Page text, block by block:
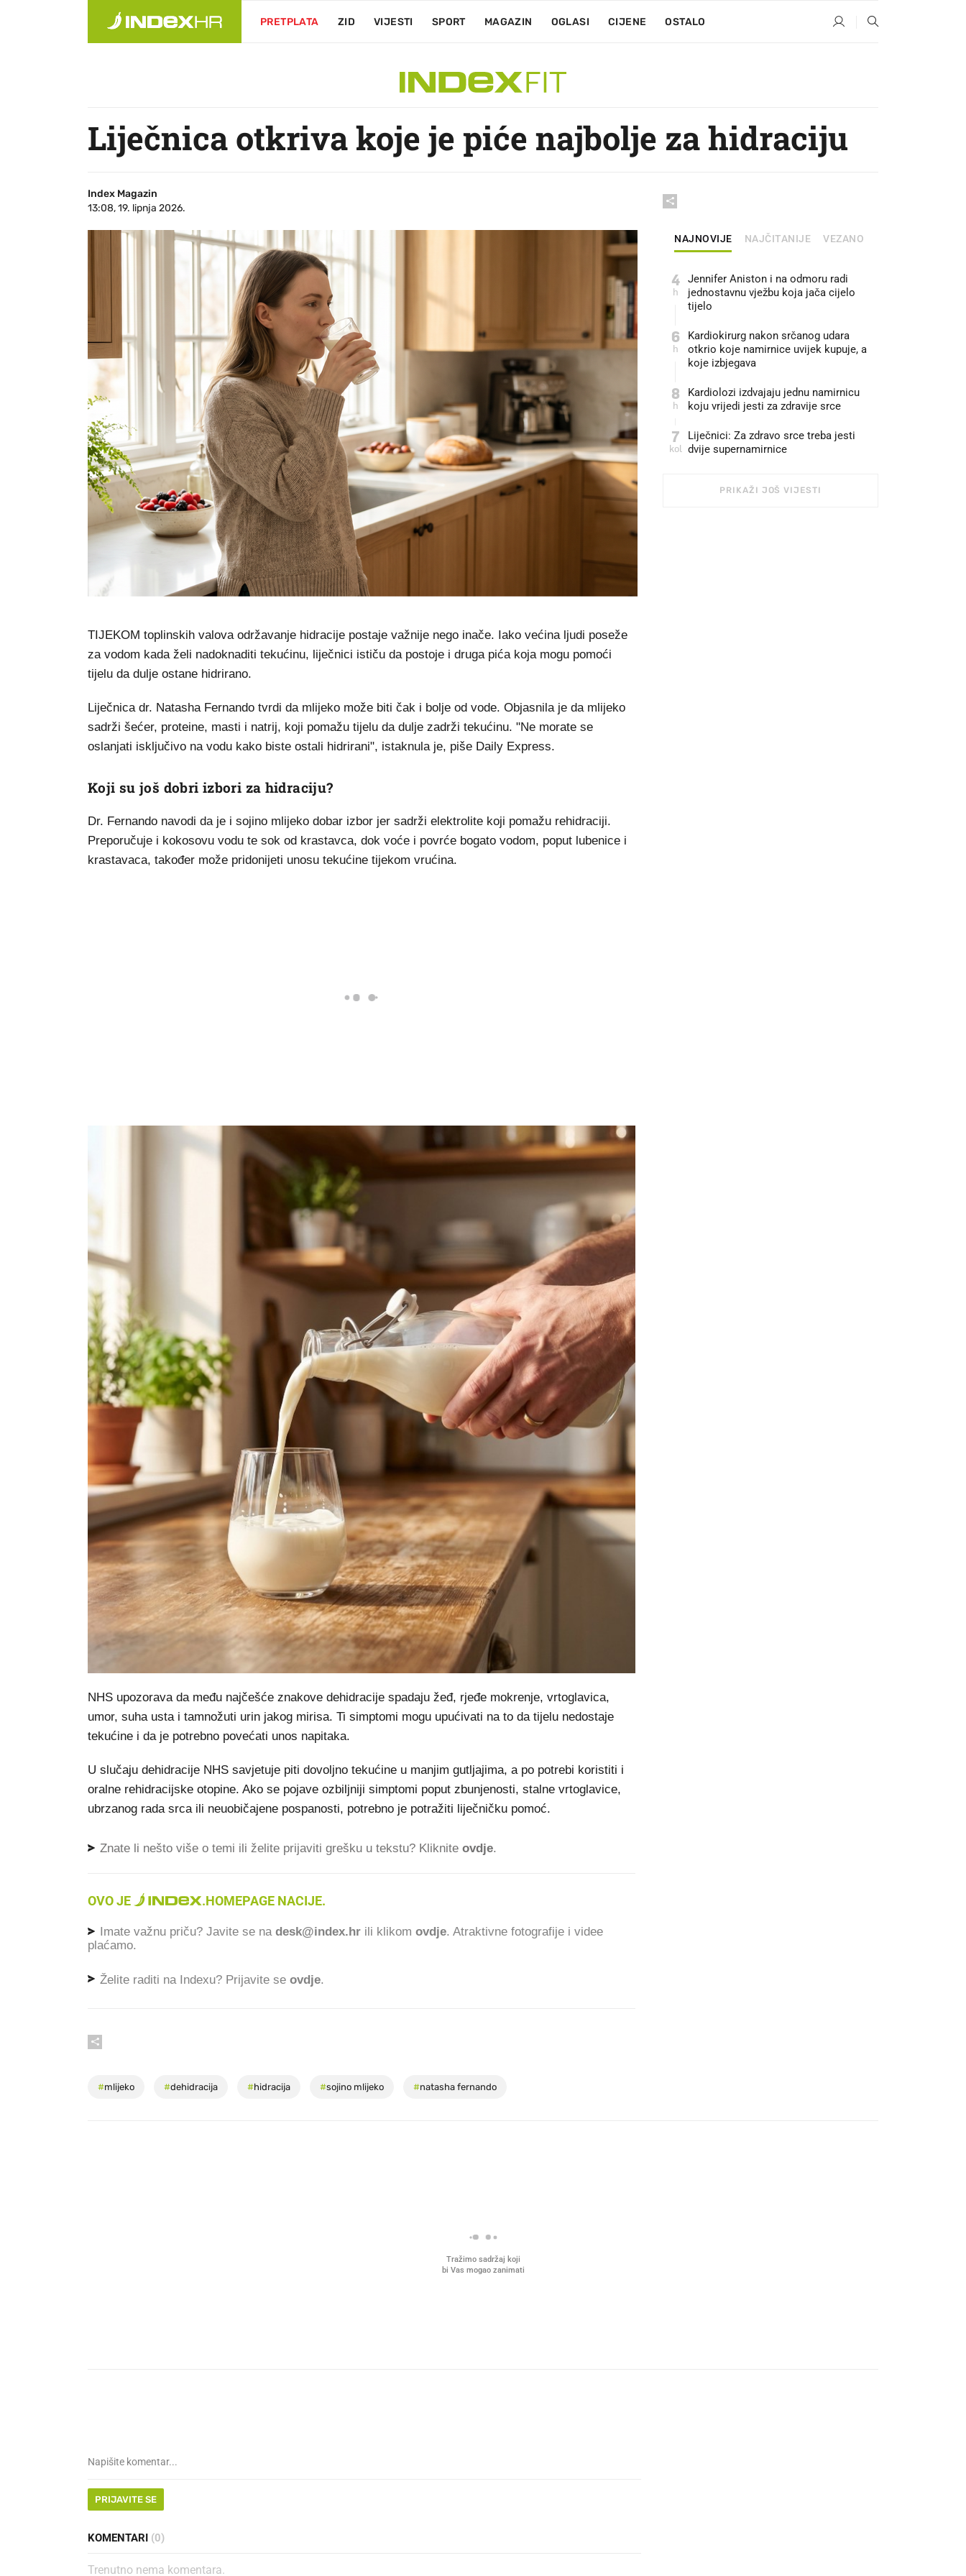
PRETPLATA ZID VIJESTI SPORT MAGAZIN OGLASI CIJENE OSTALO
Liječnica otkriva koje je piće najbolje za hidraciju
Index Magazin
13:08, 19. lipnja 2026.
TIJEKOM toplinskih valova održavanje hidracije postaje važnije nego inače. Iako većina ljudi poseže
za vodom kada želi nadoknaditi tekućinu, liječnici ističu da postoje i druga pića koja mogu pomoći
tijelu da dulje ostane hidrirano.
Liječnica dr. Natasha Fernando tvrdi da mlijeko može biti čak i bolje od vode. Objasnila je da mlijeko
sadrži šećer, proteine, masti i natrij, koji pomažu tijelu da dulje zadrži tekućinu. "Ne morate se
oslanjati isključivo na vodu kako biste ostali hidrirani", istaknula je, piše Daily Express.
Koji su još dobri izbori za hidraciju?
Dr. Fernando navodi da je i sojino mlijeko dobar izbor jer sadrži elektrolite koji pomažu rehidraciji.
Preporučuje i kokosovu vodu te sok od krastavca, dok voće i povrće bogato vodom, poput lubenice i
krastavaca, također može pridonijeti unosu tekućine tijekom vrućina.
NHS upozorava da među najčešće znakove dehidracije spadaju žeđ, rjeđe mokrenje, vrtoglavica,
umor, suha usta i tamnožuti urin jakog mirisa. Ti simptomi mogu upućivati na to da tijelu nedostaje
tekućine i da je potrebno povećati unos napitaka.
U slučaju dehidracije NHS savjetuje piti dovoljno tekućine u manjim gutljajima, a po potrebi koristiti i
oralne rehidracijske otopine. Ako se pojave ozbiljniji simptomi poput zbunjenosti, stalne vrtoglavice,
ubrzanog rada srca ili neuobičajene pospanosti, potrebno je potražiti liječničku pomoć.
Znate li nešto više o temi ili želite prijaviti grešku u tekstu? Kliknite ovdje.
OVO JE .HOMEPAGE NACIJE.
Imate važnu priču? Javite se na desk@index.hr ili klikom ovdje. Atraktivne fotografije i videe
plaćamo.
Želite raditi na Indexu? Prijavite se ovdje.
#mlijeko #dehidracija #hidracija #sojino mlijeko #natasha fernando
NAJNOVIJE NAJČITANIJE VEZANO
4
h
Jennifer Aniston i na odmoru radi
jednostavnu vježbu koja jača cijelo
tijelo
6
h
Kardiokirurg nakon srčanog udara
otkrio koje namirnice uvijek kupuje, a
koje izbjegava
8
h
Kardiolozi izdvajaju jednu namirnicu
koju vrijedi jesti za zdravije srce
7
kol
Liječnici: Za zdravo srce treba jesti
dvije supernamirnice
PRIKAŽI JOŠ VIJESTI
Tražimo sadržaj koji
bi Vas mogao zanimati
PRIJAVITE SE
KOMENTARI (0)
Trenutno nema komentara.